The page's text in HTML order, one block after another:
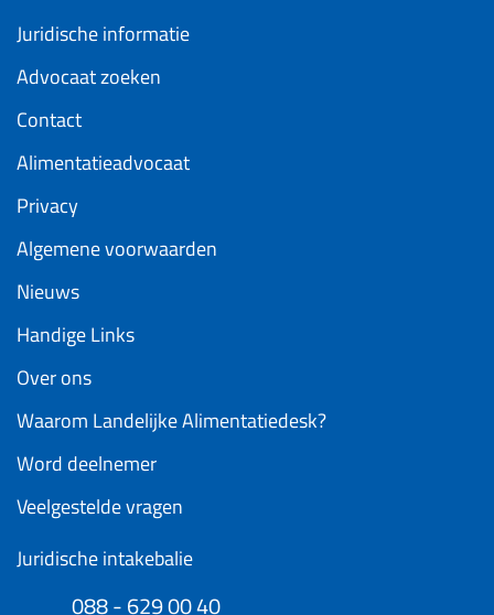
Juridische informatie
Advocaat zoeken
Contact
Alimentatieadvocaat
Privacy
Algemene voorwaarden
Nieuws
Handige Links
Over ons
Waarom Landelijke Alimentatiedesk?
Word deelnemer
Veelgestelde vragen
Juridische intakebalie
088 - 629 00 40